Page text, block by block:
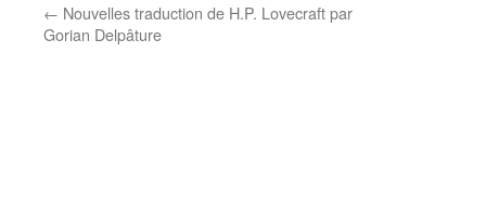
← Nouvelles traduction de H.P. Lovecraft par
Gorian Delpâture